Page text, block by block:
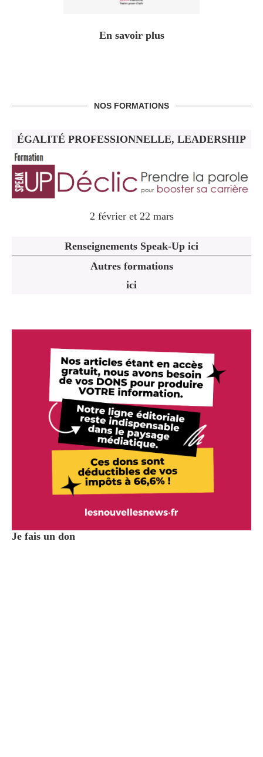
En savoir plus
NOS FORMATIONS
ÉGALITÉ PROFESSIONNELLE, LEADERSHIP
2 février et 22 mars
Renseignements Speak-Up ici
Autres formations
ici
Je fais un don